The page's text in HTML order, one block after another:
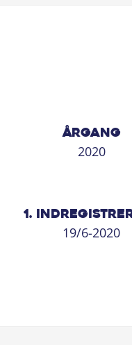
ÅRGANG
2020
1.
19/6-2020